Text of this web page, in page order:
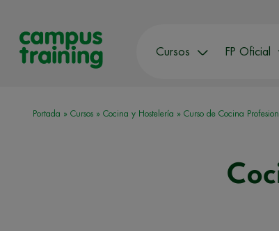
Cursos FP Oficial
Portada » Cursos » Cocina y Hostelería » Curso de Cocina